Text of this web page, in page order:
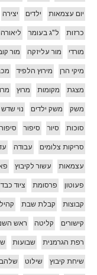
יום עצמאות ילדים יצירה
כרזות ל"ג בעומר
מורדי מור עליזקה מור
מיקי הרן מירוץ הלפיד
מצגת מקומות מרוץ
משק משק ילדים נוי שדש
סוכות סיור סיפור
סריקות צלומים עבודה
עצמאות עשור לקיבוץ
פעוטון פרסומת ציוד כבד
קבוצות קבלת שבת
קישורים קליטה ראש
רפת הגרמנית שבועות
שיחת קיבוץ שילוט